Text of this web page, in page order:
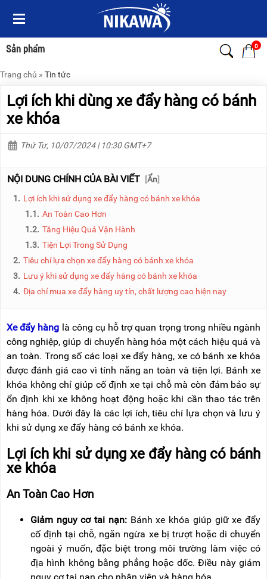
Sản phẩm 0
Menu
Sản
phẩm
TRANG
THANG
NHÔM
XE
DÂY
THOÁT
XE
NÂNG
TIN
TỨC
BÁO
CHÍ
NÓI
VỀ
NIKAWA
GIỚI
LÝ
BẢO
Menu
Sản
phẩm
TRANG
THANG
NHÔM
THANG
NHÔM
THANG
GẤP
(THANG
LỒNG)
CÁCH
THANG
NHÔM
CHỮ
A
THANG
NHÔM
CÔNG
THANG
NHÔM
GIÁO
Trang chủ » Tin tức
Lợi ích khi dùng xe đẩy hàng có bánh
xe khóa
Thứ Tư, 10/07/2024 | 10:30 GMT+7
NỘI DUNG CHÍNH CỦA BÀI VIẾT [Ẩn]
1. Lợi ích khi sử dụng xe đẩy hàng có bánh xe khóa
1.1. An Toàn Cao Hơn
1.2. Tăng Hiệu Quả Vận Hành
1.3. Tiện Lợi Trong Sử Dụng
2. Tiêu chí lựa chọn xe đẩy hàng có bánh xe khóa
3. Lưu ý khi sử dụng xe đẩy hàng có bánh xe khóa
4. Địa chỉ mua xe đẩy hàng uy tín, chất lượng cao hiện nay
Xe đẩy hàng là công cụ hỗ trợ quan trọng trong nhiều ngành
công nghiệp, giúp di chuyển hàng hóa một cách hiệu quả và
an toàn. Trong số các loại xe đẩy hàng, xe có bánh xe khóa
được đánh giá cao vì tính năng an toàn và tiện lợi. Bánh xe
khóa không chỉ giúp cố định xe tại chỗ mà còn đảm bảo sự
ổn định khi xe không hoạt động hoặc khi cần thao tác trên
hàng hóa. Dưới đây là các lợi ích, tiêu chí lựa chọn và lưu ý
khi sử dụng xe đẩy hàng có bánh xe khóa.
Lợi ích khi sử dụng xe đẩy hàng có bánh
xe khóa
An Toàn Cao Hơn
Giảm nguy cơ tai nạn: Bánh xe khóa giúp giữ xe đẩy
cố định tại chỗ, ngăn ngừa xe bị trượt hoặc di chuyển
ngoài ý muốn, đặc biệt trong môi trường làm việc có
địa hình không bằng phẳng hoặc dốc. Điều này giảm
nguy cơ tai nạn cho nhân viên và hàng hóa.